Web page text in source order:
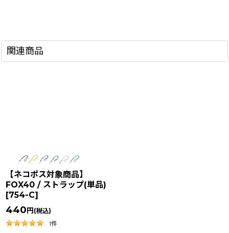
関連商品
【ネコポス対象商品】
FOX40 / ストラップ(単品)
[754-C]
440円 (税込)
1件